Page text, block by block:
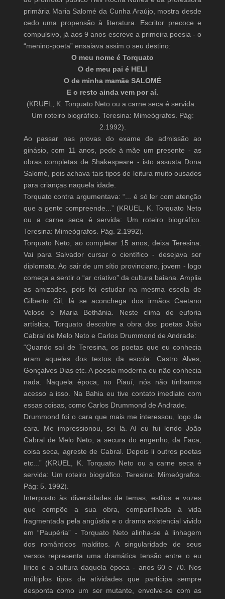
primária Maria Salomé da Cunha Araújo, mostra desde
cedo uma propensão à literatura. Escritor precoce e
compulsivo, já aos 9 anos escreve a primeira poesia - o
“menino-poeta” ensaiava assim o seu destino:
O meu nome é Torquato
O de meu pai é HELI
O de minha mamãe SALOMÉ
E o resto ainda vem por aí.
(KRUEL, K. Torquato Neto ou a carne seca é servida:
Um roteiro biográfico. Teresina: Mimeógrafos. Pág:
2.1992).
Ao passar nas provas do exame de admissão ao
ginásio, com 11 anos, pede à mãe um presente - as
obras completas de Shakespeare - isto assusta Dona
Salomé, pois achava tais tipos de leitura muito ousados
para crianças naquela idade.
Torquato contra argumentava: “... é só ler com atenção
que a gente compreende...” (KRUEL, K. Torquato Neto
ou a carne seca é servida: Um roteiro biográfico.
Teresina: Mimeógrafos. Pág. 2.1992).
Torquato Neto, ao completar 15 anos, deixa Teresina.
Vai para Salvador cursar o científico - desejava ser
diplomata. Ao sair de um sítio provinciano, jovem - logo
começa a sentir o “ar criativo” da cultura baiana. Amplia
as amizades, pois foi estudar na mesma escola de
Gilberto Gil, lá se aconchega dos irmãos Caetano
Veloso e Maria Bethânia. Neste clima de euforia
artística, Torquato descobre a obra dos poetas João
Cabral de Melo Neto e Carlos Drummond de Andrade:
“Quando saí de Teresina, os poetas que eu conhecia
eram aqueles dos textos da escola: Castro Alves,
Gonçalves Dias etc. A poesia moderna eu não conhecia
nada. Naquela época, no Piauí, nós não tínhamos
acesso a isso. Na Bahia eu tive contato imediato com
essas coisas, como Carlos Drummond de Andrade.
Drummond foi o cara que mais me interessou, logo de
cara. Me impressionou, sei lá. Aí eu fui lendo João
Cabral de Melo Neto, a secura do engenho, da Faca,
coisa seca, agreste de Cabral. Depois li outros poetas
etc...” (KRUEL, K. Torquato Neto ou a carne seca é
servida: Um roteiro biográfico. Teresina: Mimeógrafos.
Pág: 5. 1992).
Interposto às diversidades de temas, estilos e vozes
que compõe a sua obra, compartilhada à vida
fragmentada pela angústia e o drama existencial vivido
em “Paupéria” - Torquato Neto alinha-se à linhagem
dos românticos malditos. A singularidade de seus
versos representa uma dramática tensão entre o eu
lírico e a cultura daquela época - anos 60 e 70. Nos
múltiplos tipos de atividades que participa sempre
desponta como um ser mutante, envolve-se com as